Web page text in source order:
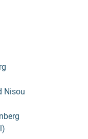
Nisou